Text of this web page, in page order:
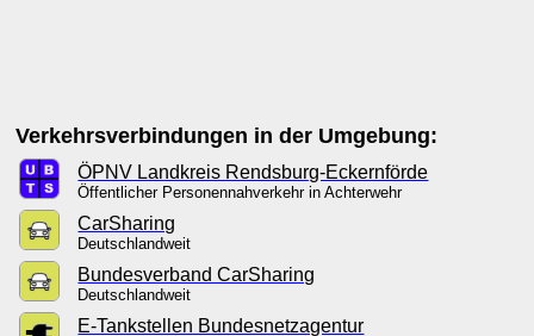
Verkehrsverbindungen in der Umgebung:
ÖPNV Landkreis Rendsburg-Eckernförde
Öffentlicher Personennahverkehr in Achterwehr
CarSharing
Deutschlandweit
Bundesverband CarSharing
Deutschlandweit
E-Tankstellen Bundesnetzagentur